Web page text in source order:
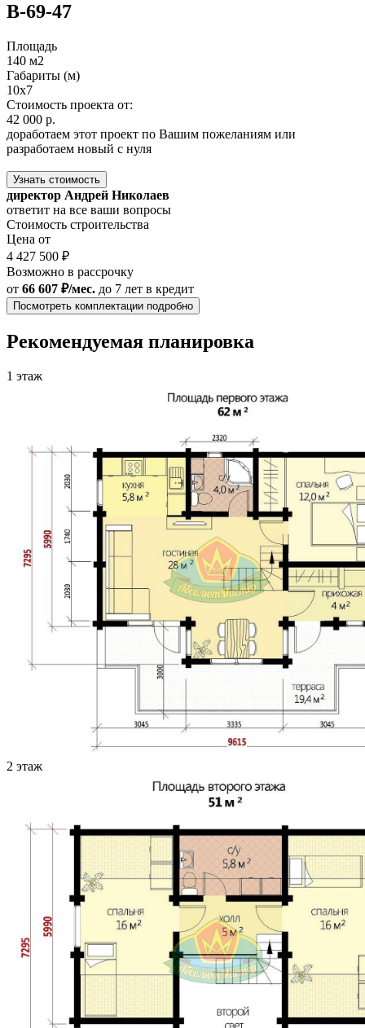
В-69-47
Площадь
140 м2
Габариты (м)
10х7
Стоимость проекта от:
42 000 р.
доработаем этот проект по Вашим пожеланиям или
разработаем новый с нуля
Узнать стоимость
директор Андрей Николаев
ответит на все ваши вопросы
Стоимость строительства
Цена от
4 427 500 ₽
Возможно в рассрочку
от 66 607 ₽/мес. до 7 лет в кредит
Посмотреть комплектации подробно
Рекомендуемая планировка
1 этаж
2 этаж